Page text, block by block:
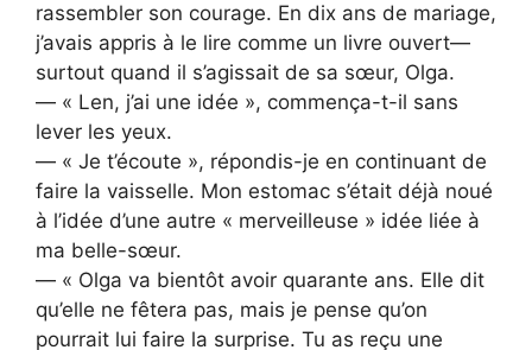
rassembler son courage. En dix ans de mariage,
j’avais appris à le lire comme un livre ouvert—
surtout quand il s’agissait de sa sœur, Olga.
— « Len, j’ai une idée », commença-t-il sans
lever les yeux.
— « Je t’écoute », répondis-je en continuant de
faire la vaisselle. Mon estomac s’était déjà noué
à l’idée d’une autre « merveilleuse » idée liée à
ma belle-sœur.
— « Olga va bientôt avoir quarante ans. Elle dit
qu’elle ne fêtera pas, mais je pense qu’on
pourrait lui faire la surprise. Tu as reçu une